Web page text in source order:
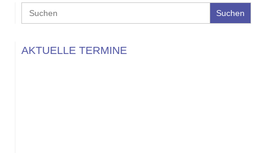
Search
for:
AKTUELLE TERMINE